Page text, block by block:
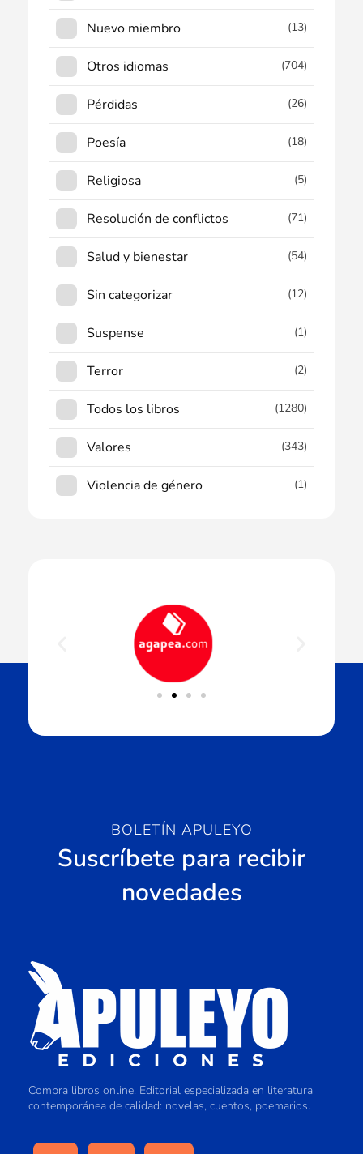
Nuevo miembro (13)
Otros idiomas (704)
Pérdidas (26)
Poesía (18)
Religiosa (5)
Resolución de conflictos (71)
Salud y bienestar (54)
Sin categorizar (12)
Suspense (1)
Terror (2)
Todos los libros (1280)
Valores (343)
Violencia de género (1)
BOLETÍN APULEYO
Suscríbete para recibir
novedades
Compra libros online. Editorial especializada en literatura
contemporánea de calidad: novelas, cuentos, poemarios.